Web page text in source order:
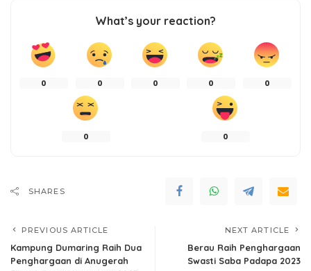
What’s your reaction?
0 0 0 0 0
0 0
SHARES
PREVIOUS ARTICLE
Kampung Dumaring Raih Dua
Penghargaan di Anugerah
NEXT ARTICLE
Berau Raih Penghargaan
Swasti Saba Padapa 2023